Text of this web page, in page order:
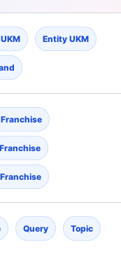
Entity UKM
Query Topic